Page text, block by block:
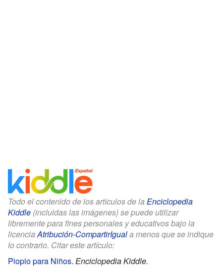
Todo el contenido de los artículos de la Enciclopedia
Kiddle (incluidas las imágenes) se puede utilizar
libremente para fines personales y educativos bajo la
licenciaAtribución-CompartirIguala menos que se indique
lo contrario. Citar este artículo:
Piopio para Niños. Enciclopedia Kiddle.